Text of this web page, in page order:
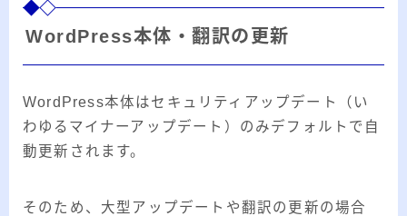
WordPress本体・翻訳の更新
WordPress本体はセキュリティアップデート（い
わゆるマイナーアップデート）のみデフォルトで自
動更新されます。
そのため、大型アップデートや翻訳の更新の場合